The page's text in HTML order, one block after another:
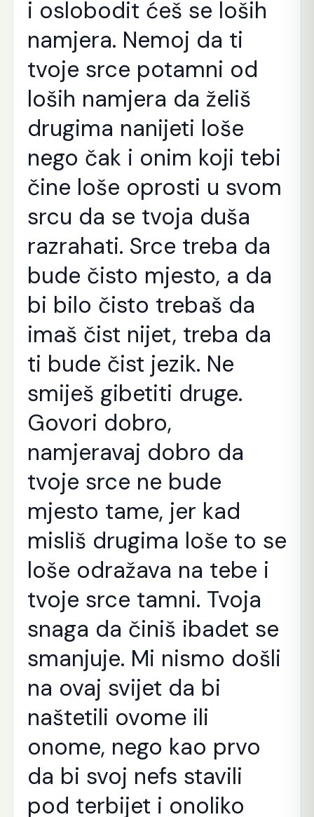
i oslobodit ćeš se loših
namjera. Nemoj da ti
tvoje srce potamni od
loših namjera da želiš
drugima nanijeti loše
nego čak i onim koji tebi
čine loše oprosti u svom
srcu da se tvoja duša
razrahati. Srce treba da
bude čisto mjesto, a da
bi bilo čisto trebaš da
imaš čist nijet, treba da
ti bude čist jezik. Ne
smiješ gibetiti druge.
Govori dobro,
namjeravaj dobro da
tvoje srce ne bude
mjesto tame, jer kad
misliš drugima loše to se
loše odražava na tebe i
tvoje srce tamni. Tvoja
snaga da činiš ibadet se
smanjuje. Mi nismo došli
na ovaj svijet da bi
naštetili ovome ili
onome, nego kao prvo
da bi svoj nefs stavili
pod terbijet i onoliko